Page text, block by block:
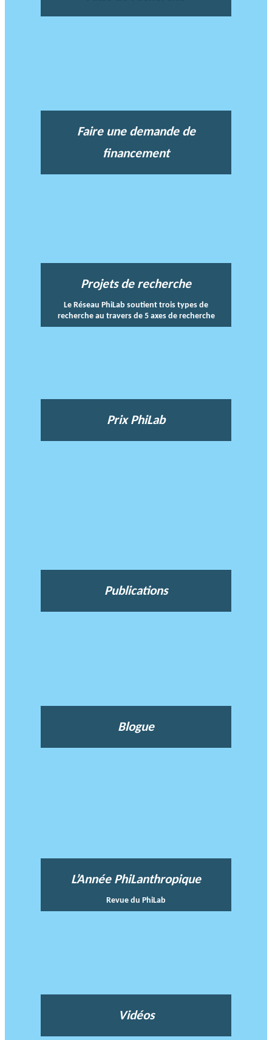
Faire une demande de
financement
Projets de recherche
Le Réseau PhiLab soutient trois types de
recherche au travers de 5 axes de recherche
Prix PhiLab
Publications
Blogue
L’Année PhiLanthropique
Revue du PhiLab
Vidéos